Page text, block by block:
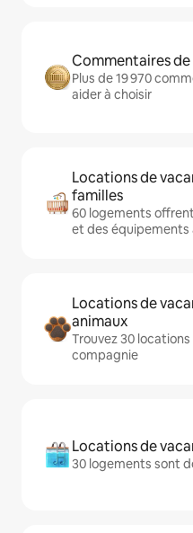
Commentaires
Plus de 19 970
aider à choisir
Locations de
familles
60 logements
et des
Locations de
animaux
Trouvez 30
compagnie
Locations de
30 logements sont